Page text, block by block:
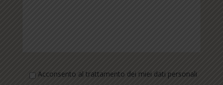
Acconsento al trattamento dei miei dati personali